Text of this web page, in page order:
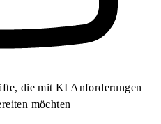
die mit KI Anforderungen
möchten